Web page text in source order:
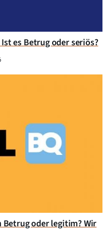
es Betrug oder seriös?
Betrug oder legitim? Wir